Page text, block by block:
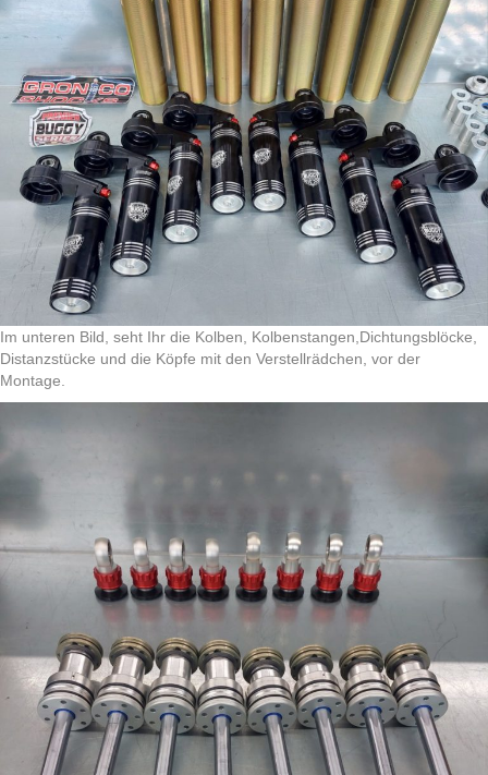
Im unteren Bild, seht Ihr die Kolben, Kolbenstangen,Dichtungsblöcke,
Distanzstücke und die Köpfe mit den Verstellrädchen, vor der
Montage.